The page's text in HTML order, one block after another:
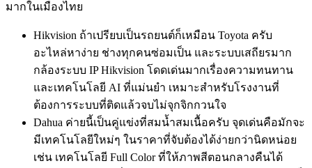
มากในเมืองไทย
Hikvision ถ้าเปรียบเป็นรถยนต์ก็เหมือน Toyota ครับ
อะไหล่หาง่าย ช่างทุกคนซ่อมเป็น และระบบเสถียรมาก
กล้องระบบ IP Hikvision โดดเด่นมากเรื่องความทนทาน
และเทคโนโลยี AI ที่แม่นยำ เหมาะสำหรับโรงงานที่
ต้องการระบบที่ติดแล้วจบไม่จุกจิกกวนใจ
Dahua ค่ายนี้เป็นคู่แข่งที่สมน้ำสมเนื้อครับ จุดเด่นคือมักจะ
มีเทคโนโลยีใหม่ๆ ในราคาที่จับต้องได้ง่ายกว่านิดหน่อย
เช่น เทคโนโลยี Full Color ที่ให้ภาพสีตอนกลางคืนได้